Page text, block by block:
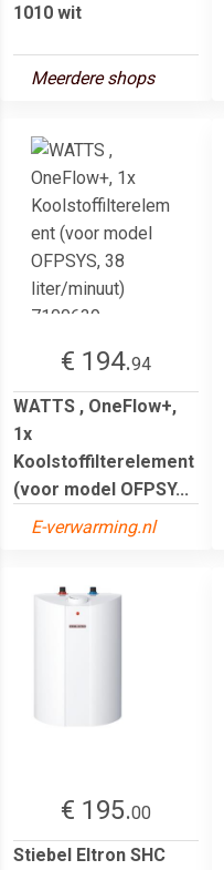
1010 wit
Meerdere shops
€ 194.94
WATTS , OneFlow+,
1x
Koolstoffilterelement
(voor model OFPSY...
E-verwarming.nl
€ 195.00
Stiebel Eltron SHC